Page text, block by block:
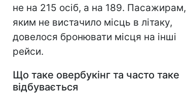
не на 215 осіб, а на 189. Пасажирам,
яким не вистачило місць в літаку,
довелося бронювати місця на інші
рейси.
Що таке овербукінг та часто таке
відбувається